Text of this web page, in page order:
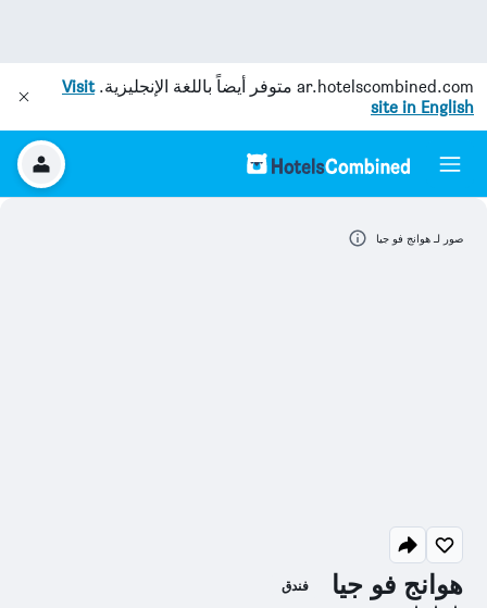
ar.hotelscombined.com متوفر أيضاً باللغة الإنجليزية.Visit
site in English
هوانج فو جيا فندق
صور لـ هوانج فو جيا